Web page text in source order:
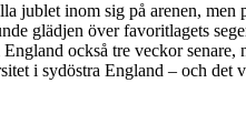
jublet inom sig på arenen, men
glädjen över favoritlagets
också tre veckor
i sydöstra England – och det